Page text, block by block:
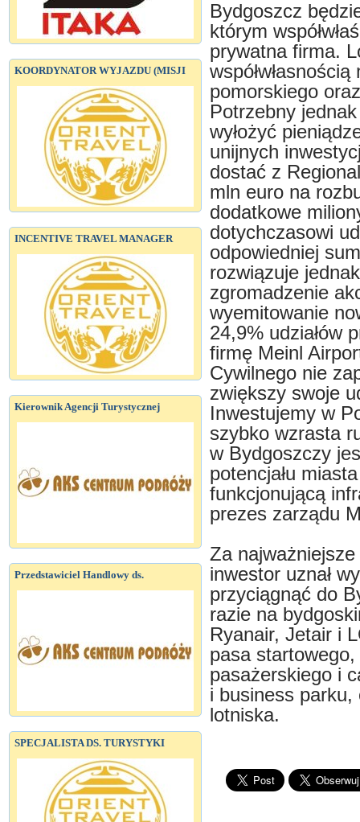
KOORDYNATOR WYJAZDU (MISJI
INCENTIVE TRAVEL MANAGER
Kierownik Agencji Turystycznej
Przedstawiciel Handlowy ds.
SPECJALISTA DS. TURYSTYKI
Bydgoszcz
którym
prywatna firma.
pomorskiego
Potrzebny
wyłożyć
unijnych
dostać z
mln euro na
dodatkowe
dotychczasowi
odpowiedniej
rozwiązuje
zgromadzenie
wyemitowanie
24,9% udziałów
firmę Meinl
Cywilnego nie
zwiększy swoje
Inwestujemy w
szybko wzrasta
w Bydgoszczy
potencjału
funkcjonującą
prezes zarządu
Za
inwestor uznał
przyciągnąć do
razie na
Ryanair, Jetair i
pasa
pasażerskiego i
i business
lotniska.